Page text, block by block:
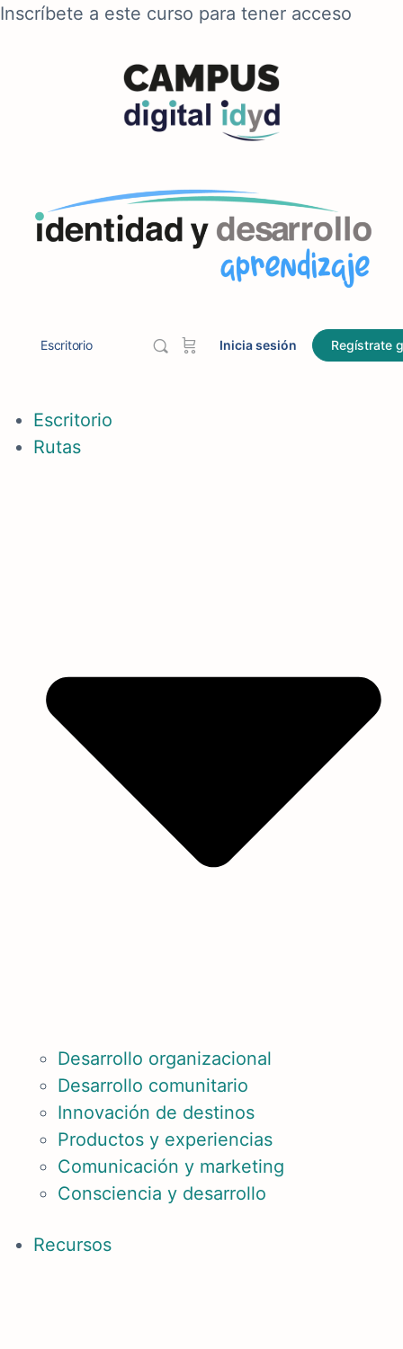
Inscríbete a este curso para tener acceso
Escritorio Inicia sesión Regístrate
Escritorio
Rutas
Desarrollo organizacional
Desarrollo comunitario
Innovación de destinos
Productos y experiencias
Comunicación y marketing
Consciencia y desarrollo
Recursos